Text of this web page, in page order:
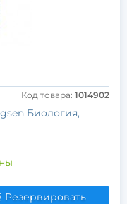
Код товара: 1014902
Биология,
Резервировать